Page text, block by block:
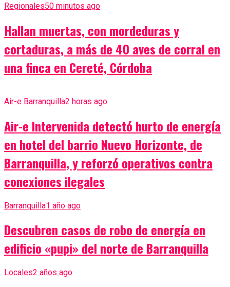
Regionales50 minutos ago
Hallan muertas, con mordeduras y
cortaduras, a más de 40 aves de corral en
una finca en Cereté, Córdoba
Air-e Barranquilla2 horas ago
Air-e Intervenida detectó hurto de energía
en hotel del barrio Nuevo Horizonte, de
Barranquilla, y reforzó operativos contra
conexiones ilegales
Barranquilla1 año ago
Descubren casos de robo de energía en
edificio «pupi» del norte de Barranquilla
Locales2 años ago